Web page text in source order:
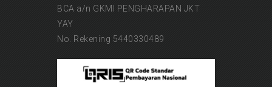
BCA a/n GKMI PENGHARAPAN JKT
YAY
No. Rekening 5440330489